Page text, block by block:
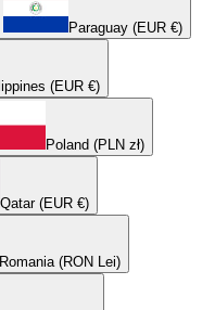
Paraguay (EUR €)
(EUR €)
Poland (PLN zł)
Qatar (EUR €)
Romania (RON Lei)